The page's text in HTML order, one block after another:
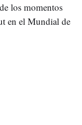
los momentos
en el Mundial de